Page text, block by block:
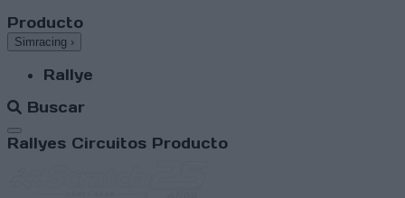
Producto
Simracing ›
Rallye
Buscar
Abrir menú
Rallyes Circuitos Producto